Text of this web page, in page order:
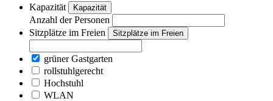
Kapazität Kapazität
Anzahl der Personen
Sitzplätze im Freien
Sitzplätze im Freien
grüner Gastgarten
rollstuhlgerecht
Hochstuhl
WLAN